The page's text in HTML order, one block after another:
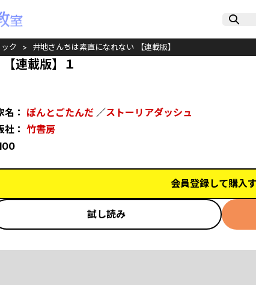
ク 井地さんちは素直になれない 【連載版】
連載版】１
名： ぽんとごたんだ ／ストーリアダッシュ
社： 竹書房
会員登録して購入
試し読み